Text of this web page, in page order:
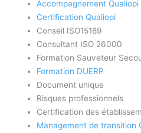
Accompagnement Qualiopi
Certification Qualiopi
Conseil ISO15189
Consultant ISO 26000
Formation Sauveteur
Formation DUERP
Document unique
Risques professionnels
Certification des
Management de transition